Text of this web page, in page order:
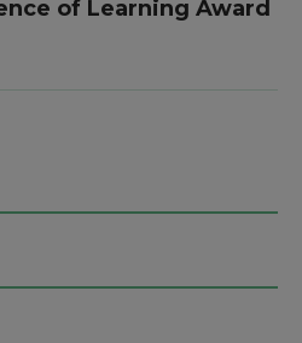
of Learning Award